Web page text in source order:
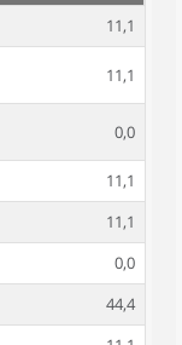
11,1
11,1
0,0
11,1
11,1
0,0
44,4